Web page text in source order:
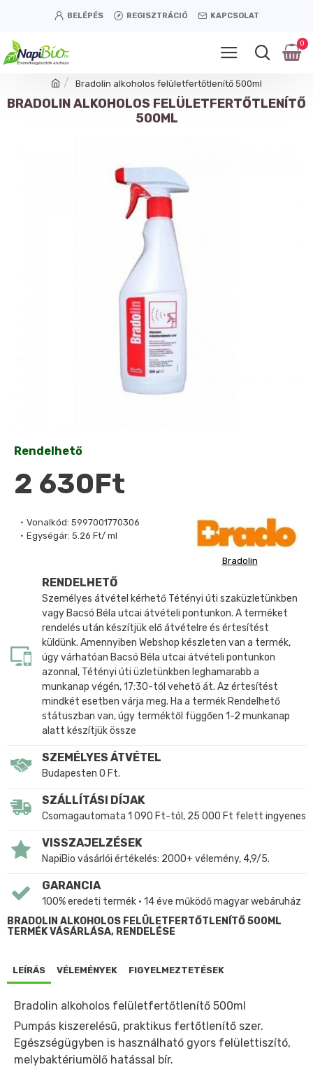
BELÉPÉS REGISZTRÁCIÓ KAPCSOLAT
0
Bradolin alkoholos felületfertőtlenítő 500ml
BRADOLIN ALKOHOLOS FELÜLETFERTŐTLENÍTŐ
500ML
Vonalkód: 5997001770306
Egységár: 5.26 Ft/ ml
Bradolin
Rendelhető
2 630Ft
RENDELHETŐ
Személyes átvétel kérhető Tétényi úti szaküzletünkben
vagy Bacsó Béla utcai átvételi pontunkon. A terméket
rendelés után készítjük elő átvételre és értesítést
küldünk. Amennyiben Webshop készleten van a termék,
úgy várhatóan Bacsó Béla utcai átvételi pontunkon
azonnal, Tétényi úti üzletünkben leghamarabb a
munkanap végén, 17:30-tól vehető át. Az értesítést
mindkét esetben várja meg. Ha a termék Rendelhető
státuszban van, úgy terméktől függően 1-2 munkanap
alatt készítjük össze
SZEMÉLYES ÁTVÉTEL
Budapesten 0 Ft.
SZÁLLÍTÁSI DÍJAK
Csomagautomata 1 090 Ft-tól, 25 000 Ft felett ingyenes
VISSZAJELZÉSEK
NapiBio vásárlói értékelés: 2000+ vélemény, 4,9/5.
GARANCIA
100% eredeti termék • 14 éve működő magyar webáruház
BRADOLIN ALKOHOLOS FELÜLETFERTŐTLENÍTŐ 500ML
TERMÉK VÁSÁRLÁSA, RENDELÉSE
LEÍRÁS VÉLEMÉNYEK FIGYELMEZTETÉSEK
Bradolin alkoholos felületfertőtlenítő 500ml
Pumpás kiszerelésű, praktikus fertőtlenítő szer.
Egészségügyben is használható gyors felülettiszító,
melybaktériumölő hatással bír.